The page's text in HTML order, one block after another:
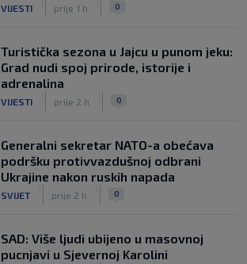
VIJESTI prije 1 h 0
Turistička sezona u Jajcu u punom jeku:
Grad nudi spoj prirode, istorije i
adrenalina
VIJESTI prije 2 h 0
Generalni sekretar NATO-a obećava
podršku protivvazdušnoj odbrani
Ukrajine nakon ruskih napada
SVIJET prije 2 h 0
SAD: Više ljudi ubijeno u masovnoj
pucnjavi u Sjevernoj Karolini